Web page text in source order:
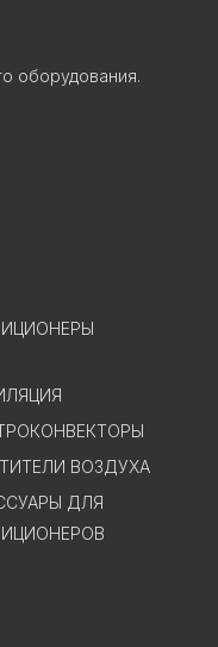
оборудования.
ВОЗДУХА
ДЛЯ